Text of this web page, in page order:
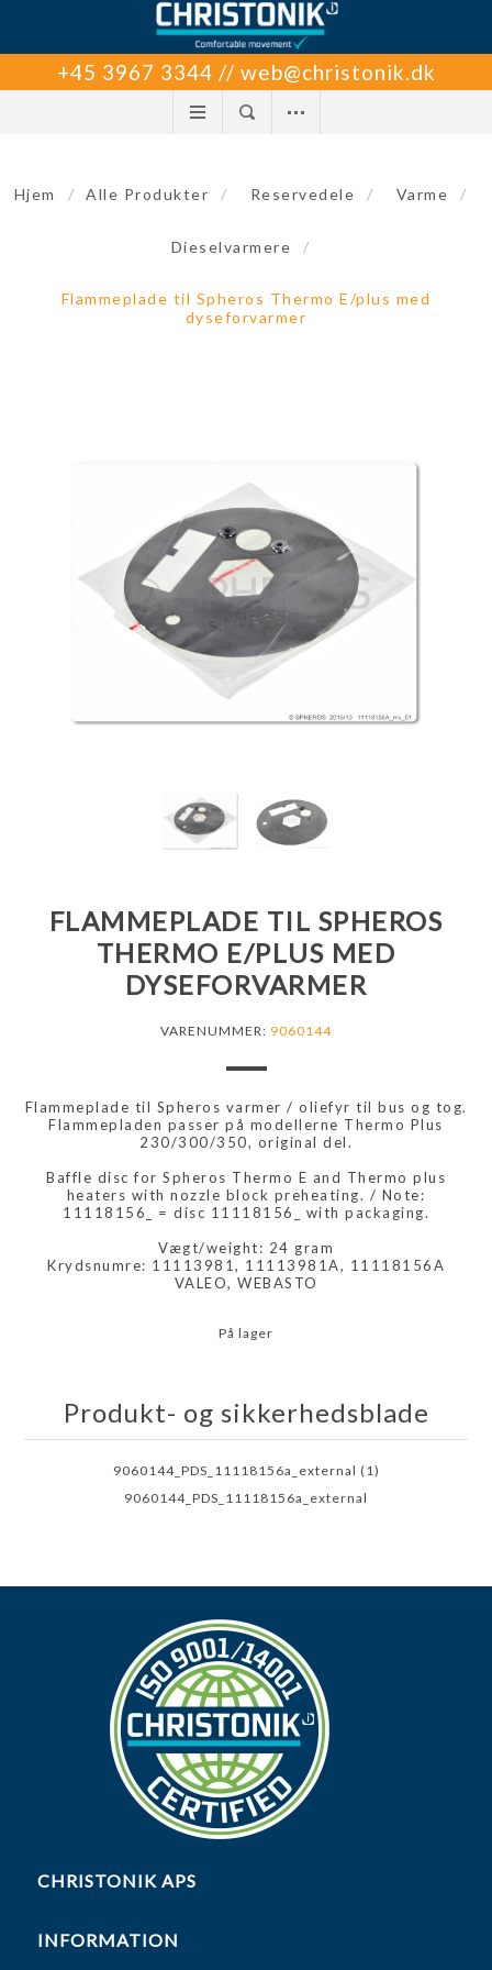
+45 3967 3344 // web@christonik.dk
Hjem / Alle Produkter / Reservedele / Varme /
Dieselvarmere /
Flammeplade til Spheros Thermo E/plus med
dyseforvarmer
FLAMMEPLADE TIL SPHEROS
THERMO E/PLUS MED
DYSEFORVARMER
VARENUMMER: 9060144
Flammeplade til Spheros varmer / oliefyr til bus og tog.
Flammepladen passer på modellerne Thermo Plus
230/300/350, original del.
Baffle disc for Spheros Thermo E and Thermo plus
heaters with nozzle block preheating. / Note:
11118156_ = disc 11118156_ with packaging.
Vægt/weight: 24 gram
Krydsnumre: 11113981, 11113981A, 11118156A
VALEO, WEBASTO
På lager
Produkt- og sikkerhedsblade
9060144_PDS_11118156a_external (1)
9060144_PDS_11118156a_external
CHRISTONIK APS
INFORMATION